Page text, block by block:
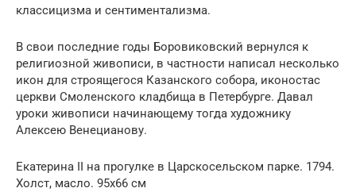
классицизма и сентиментализма.
В свои последние годы Боровиковский вернулся к
религиозной живописи, в частности написал несколько
икон для строящегося Казанского собора, иконостас
церкви Смоленского кладбища в Петербурге. Давал
уроки живописи начинающему тогда художнику
Алексею Венецианову.
Екатерина II на прогулке в Царскосельском парке. 1794.
Холст, масло. 95х66 см